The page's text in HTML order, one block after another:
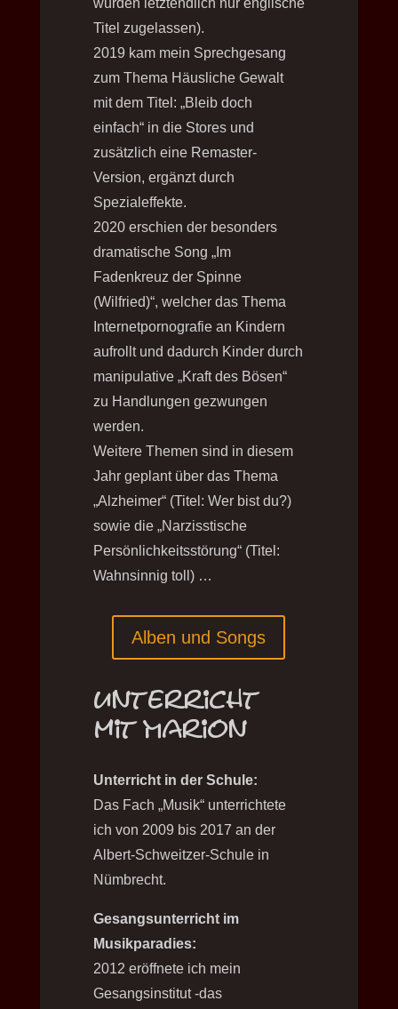
wurden letztendlich nur englische
Titel zugelassen).
2019 kam mein Sprechgesang
zum Thema Häusliche Gewalt
mit dem Titel: „Bleib doch
einfach“ in die Stores und
zusätzlich eine Remaster-
Version, ergänzt durch
Spezialeffekte.
2020 erschien der besonders
dramatische Song „Im
Fadenkreuz der Spinne
(Wilfried)“, welcher das Thema
Internetpornografie an Kindern
aufrollt und dadurch Kinder durch
manipulative „Kraft des Bösen“
zu Handlungen gezwungen
werden.
Weitere Themen sind in diesem
Jahr geplant über das Thema
„Alzheimer“ (Titel: Wer bist du?)
sowie die „Narzisstische
Persönlichkeitsstörung“ (Titel:
Wahnsinnig toll) …
Alben und Songs
Unterricht
mit Marion
Unterricht in der Schule:
Das Fach „Musik“ unterrichtete
ich von 2009 bis 2017 an der
Albert-Schweitzer-Schule in
Nümbrecht.
Gesangsunterricht im
Musikparadies:
2012 eröffnete ich mein
Gesangsinstitut -das